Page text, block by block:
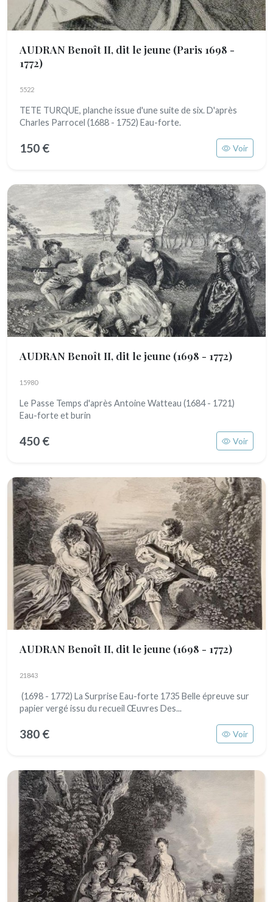
AUDRAN Benoît II, dit le jeune (Paris 1698 -
1772)
5522
TETE TURQUE, planche issue d'une suite de six. D'après
Charles Parrocel (1688 - 1752) Eau-forte.
150 € Voir
AUDRAN Benoît II, dit le jeune (1698 - 1772)
15980
Le Passe Temps d'après Antoine Watteau (1684 - 1721)
Eau-forte et burin
450 € Voir
AUDRAN Benoît II, dit le jeune (1698 - 1772)
21843
(1698 - 1772) La Surprise Eau-forte 1735 Belle épreuve sur
papier vergé issu du recueil Œuvres Des...
380 € Voir